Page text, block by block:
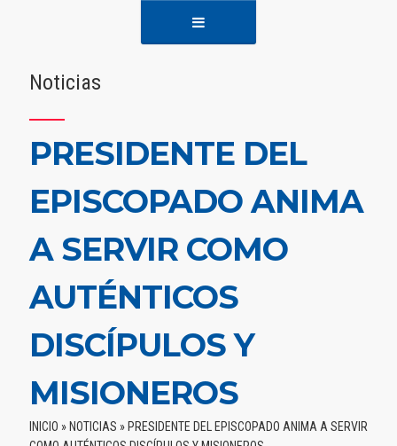
Noticias
PRESIDENTE DEL
EPISCOPADO ANIMA
A SERVIR COMO
AUTÉNTICOS
DISCÍPULOS Y
MISIONEROS
INICIO » NOTICIAS » PRESIDENTE DEL EPISCOPADO ANIMA A SERVIR